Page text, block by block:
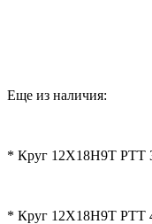
Еще из наличия:
* Круг 12Х18Н9Т РТТ
* Круг 12Х18Н9Т РТТ